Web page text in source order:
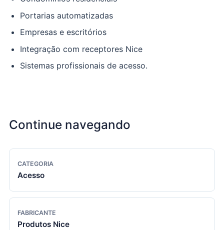
Portarias automatizadas
Empresas e escritórios
Integração com receptores Nice
Sistemas profissionais de acesso.
Continue navegando
CATEGORIA
Acesso
FABRICANTE
Produtos Nice